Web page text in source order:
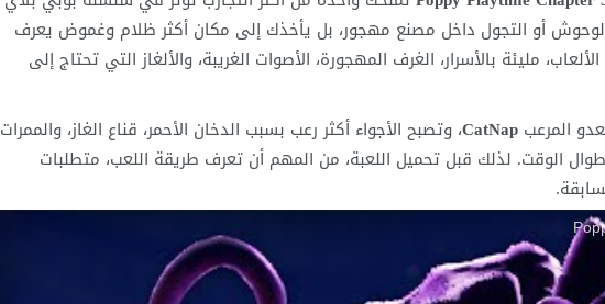
أو التجول داخل مصنع مهجور، بل يأخذك إلى مكان أكثر ظلام وغموض يعرف
مليئة بالأسرار، الغرف المهجورة، الأصوات الغريبة، والألغاز التي تحتاج إلى
المرعب CatNap، وتصبح الأجواء أكثر رعب بسبب الدخان الأحمر، قناع الغاز، والممرات
الوقت. لذلك قبل تحميل اللعبة، من المهم أن تعرف طريقة اللعب، متطلبات